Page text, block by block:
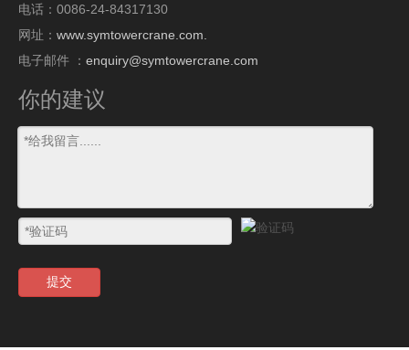
电话：0086-24-84317130
网址： www.symtowercrane.com.
电子邮件 ： enquiry@symtowercrane.com
你的建议
提交